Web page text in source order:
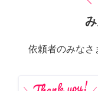
依頼者のみなさ